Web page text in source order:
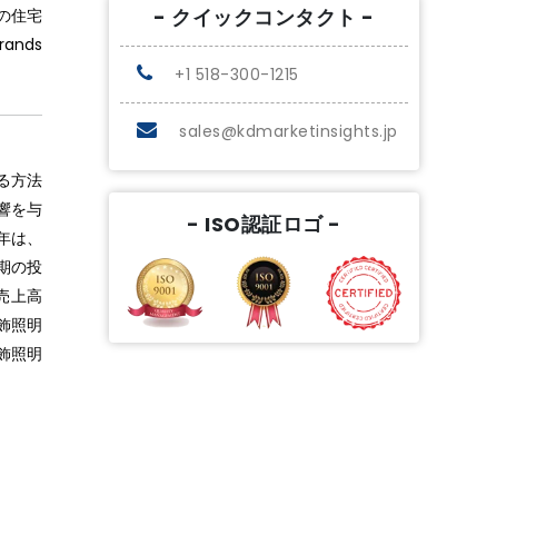
住宅
方法
を与
、
の投
上高
照明
照明
- クイックコンタクト -
+1 518-300-1215
sales@kdmarketinsights.jp
- ISO認証ロゴ -